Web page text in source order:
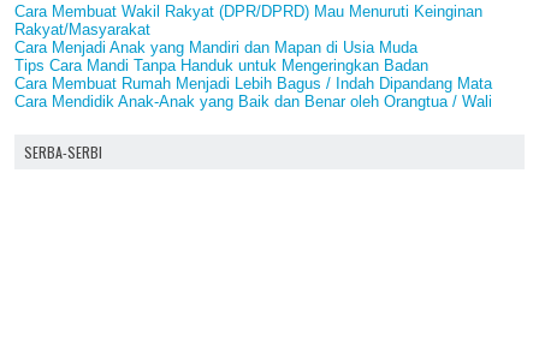
Cara Membuat Wakil Rakyat (DPR/DPRD) Mau Menuruti Keinginan
Rakyat/Masyarakat
Cara Menjadi Anak yang Mandiri dan Mapan di Usia Muda
Tips Cara Mandi Tanpa Handuk untuk Mengeringkan Badan
Cara Membuat Rumah Menjadi Lebih Bagus / Indah Dipandang Mata
Cara Mendidik Anak-Anak yang Baik dan Benar oleh Orangtua / Wali
SERBA-SERBI